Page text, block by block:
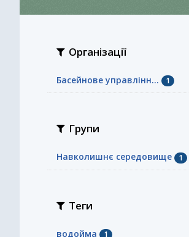
Організації
Басейнове управлінн... 1
Групи
Навколишнє середовище 1
Теги
водойма 1